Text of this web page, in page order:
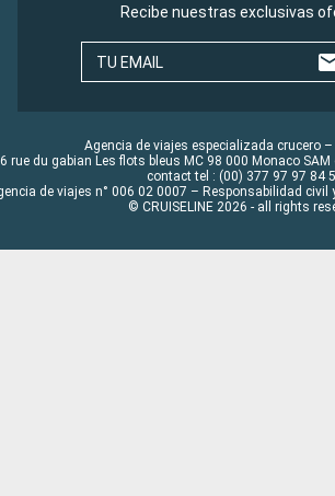
Recibe nuestras exclusivas
TU EMAIL
Agencia de viajes especializada crucero –
rue du gabian Les flots bleus MC 98 000 Monaco
contact tel : (00) 377 97 97 84
de viajes n° 006 02 0007 – Responsabilidad civil
© CRUISELINE 2026 - all rights